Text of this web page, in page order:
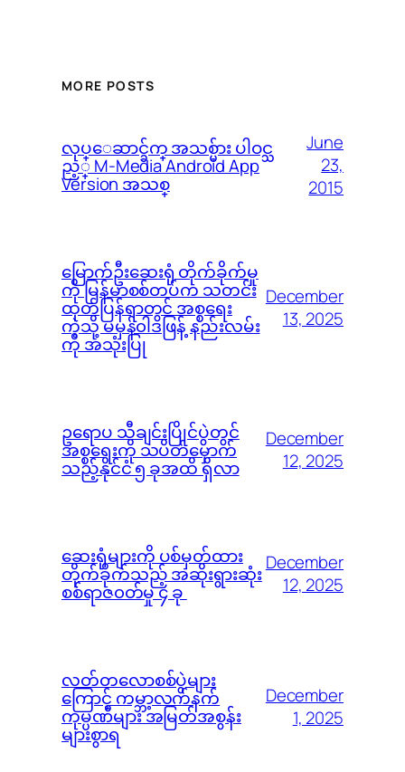
MORE POSTS
လုပ္ေဆာင္ခ်က္ အသစ္မ်ား ပါဝင္သ
ည့္ M-Media Android App
Version အသစ္
June
23,
2015
မြောက်ဦးဆေးရုံ တိုက်ခိုက်မှု
ကို မြန်မာစစ်တပ်က သတင်း
ထုတ်ပြန်ရာတွင် အစ္စရေး
ကဲ့သို့ မမှန်၀ါဒဖြန့် နည်းလမ်း
ကို အသုံးပြု
December
13, 2025
ဥရောပ သီချင်းပြိုင်ပွဲတွင်
အစ္စရေးကို သပိတ်မှောက်
သည့်နိုင်ငံ ၅ ခုအထိ ရှိလာ
December
12, 2025
ဆေးရုံများကို ပစ်မှတ်ထား
တိုက်ခိုက်သည့် အဆိုးရွားဆုံး
စစ်ရာဇ၀တ်မှု ၄ ခု
December
12, 2025
လတ်တလောစစ်ပွဲများ
ကြောင့် ကမ္ဘာ့လက်နက်
ကုမ္ပဏီများ အမြတ်အစွန်း
များစွာရ
December
1, 2025